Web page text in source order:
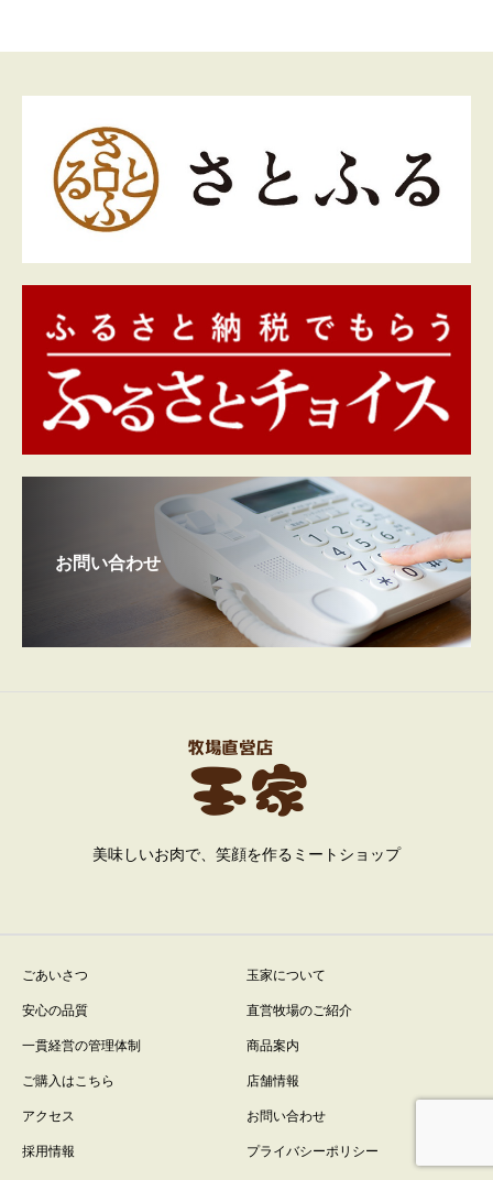
お問い合わせ
美味しいお肉で、笑顔を作るミートショップ
ごあいさつ
玉家について
安心の品質
直営牧場のご紹介
一貫経営の管理体制
商品案内
ご購入はこちら
店舗情報
アクセス
お問い合わせ
採用情報
プライバシーポリシー